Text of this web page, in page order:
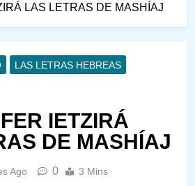
LAS LETRAS DE MASHÍAJ
LAS LETRAS HEBREAS
IETZIRÁ
DE MASHÍAJ
Ago 0 3 Mins